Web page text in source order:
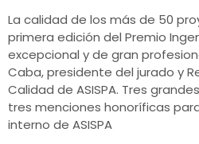
La calidad de los más de 50
primera edición del Premio
excepcional y de gran
Caba, presidente del jurado y
Calidad de ASISPA. Tres
tres menciones honoríficas
interno de ASISPA